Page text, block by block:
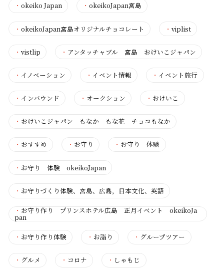
・ okeiko Japan ・okeikoJapan宮島
・ okeikoJapan宮島オリジナルチョコレート ・viplist
・ vistlip ・ アンタッチャブル 宮島 おけいこジャパン
・ イノベーション ・ イベント情報 ・ イベント旅行
・ インバウンド ・ オークション ・ おけいこ
・ おけいこジャパン もなか もな花 チョコもなか
・ おすすめ ・ お守り ・ お守り 体験
・ お守り 体験 okeikoJapan
・ お守りづくり体験、宮島、広島，日本文化、英語
・ お守り作り プリンスホテル広島 正月イベント okeikoJa
pan
・ お守り作り体験 ・ お詣り ・ グループツアー
・ グルメ ・ コロナ ・ しゃもじ